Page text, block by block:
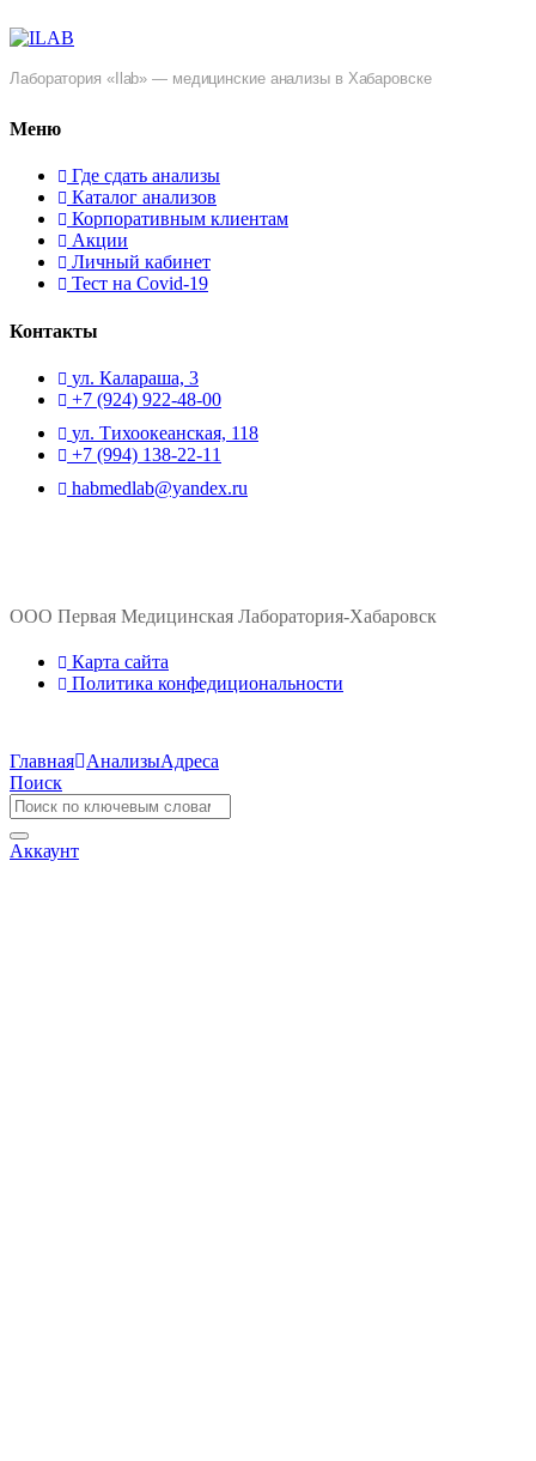
Лаборатория «Ilab» — медицинские анализы в Хабаровске
Меню
Где сдать анализы
Каталог анализов
Корпоративным клиентам
Акции
Личный кабинет
Тест на Covid-19
Контакты
ул. ​Калараша, 3
+7 (924) 922-48-00
ул. ​Тихоокеанская, 118
+7 (994) 138-22-11
habmedlab@yandex.ru
ООО Первая Медицинская Лаборатория-Хабаровск
Карта сайта
Политика конфедициональности
Главная АнализыАдреса
Поиск
Аккаунт